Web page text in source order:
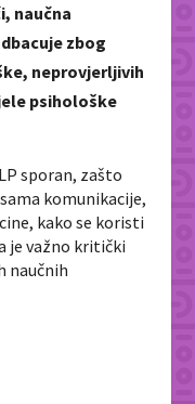
naučna
zbog
neprovjerljivih
psihološke
sporan, zašto
komunikacije,
kako se koristi
je važno kritički
naučnih